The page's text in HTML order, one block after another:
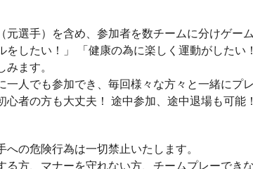
元選手）を含め、参加者を数チームに分けゲー
をしたい！」 「健康の為に楽しく運動がした
ます。
一人でも参加でき、毎回様々な方々と一緒に
心者の方も大丈夫！ 途中参加、途中退場も可能
への危険行為は一切禁止いたします。
る方、マナーを守れない方、チームプレーでき